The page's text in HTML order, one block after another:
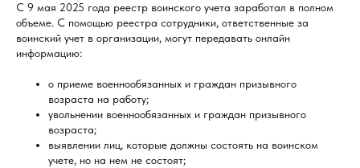
С 9 мая 2025 года реестр воинского учета заработал в полном
объеме. С помощью реестра сотрудники, ответственные за
воинский учет в организации, могут передавать онлайн
информацию:
о приеме военнообязанных и граждан призывного
возраста на работу;
увольнении военнообязанных и граждан призывного
возраста;
выявлении лиц, которые должны состоять на воинском
учете, но на нем не состоят;